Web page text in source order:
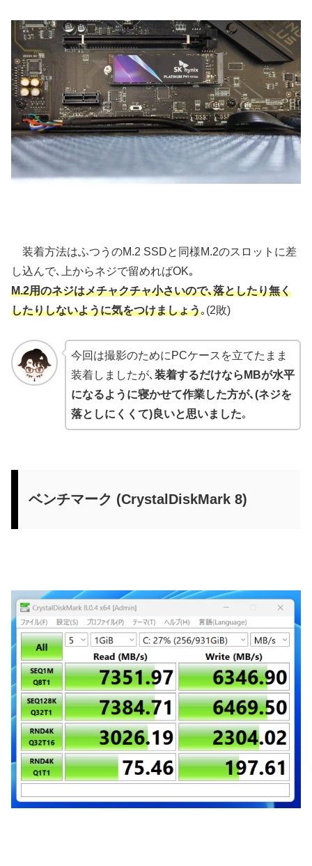
装着方法はふつうのM.2 SSDと同様M.2のスロットに差
し込んで､上からネジで留めればOK｡
M.2用のネジはメチャクチャ小さいので､落としたり無く
したりしないように気をつけましょう｡(2敗)
今回は撮影のためにPCケースを立てたまま
装着しましたが､ 装着するだけならMBが水平
になるように寝かせて作業した方が､(ネジを
落としにくくて)良いと思いました｡
ベンチマーク (CrystalDiskMark 8)